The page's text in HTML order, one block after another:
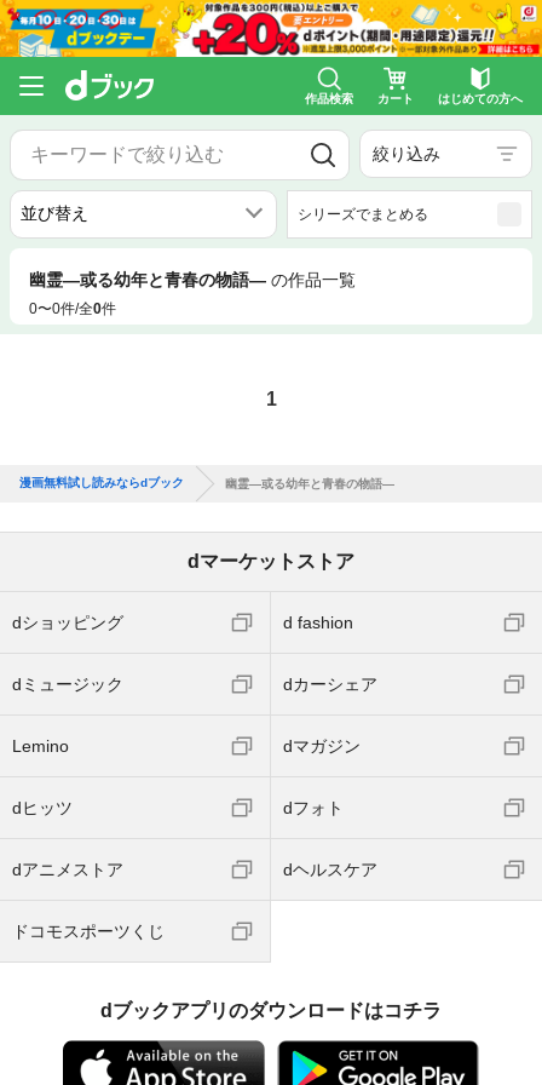
作品検索 カート はじめての方へ
絞り込み
シリーズでまとめる
幽霊―或る幼年と青春の物語― の作品一覧
0〜0件/全0件
1
漫画無料試し読みならdブック 幽霊―或る幼年と青春の物語―
dマーケットストア
dショッピング d fashion
dミュージック dカーシェア
Lemino dマガジン
dヒッツ dフォト
dアニメストア dヘルスケア
ドコモスポーツくじ
dブックアプリのダウンロードはコチラ